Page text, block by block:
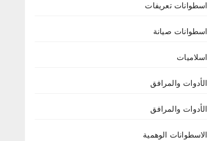
اسطوانات تعريفات
اسطوانات صيانة
اسلاميات
الأدوات والمرافق
الأدوات والمرافق
الاسطوانات الوهمية